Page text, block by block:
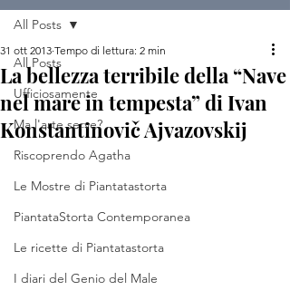
All Posts
Ufficiosamente
Ma l'arte serve?
Riscoprendo Agatha
Le Mostre di Piantatastorta
PiantataStorta Contemporanea
Le ricette di Piantatastorta
I diari del Genio del Male
All Posts
La bellezza terribile della “Nave
nel mare in tempesta” di Ivan
Konstantinovič Ajvazovskij
31 ott 2013 Tempo di lettura: 2 min